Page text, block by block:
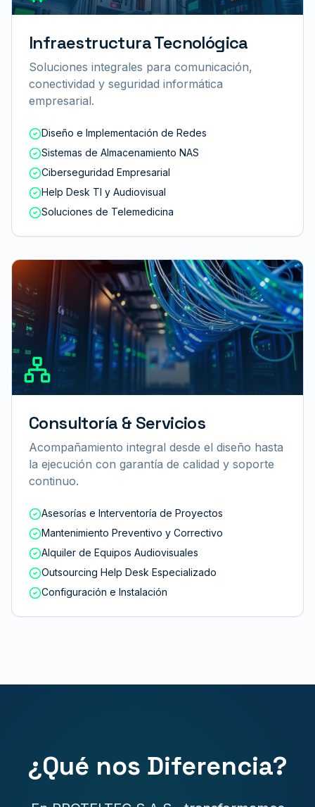
Infraestructura Tecnológica
Soluciones integrales para comunicación,
conectividad y seguridad informática
empresarial.
Diseño e Implementación de Redes
Sistemas de Almacenamiento NAS
Ciberseguridad Empresarial
Help Desk TI y Audiovisual
Soluciones de Telemedicina
Consultoría & Servicios
Acompañamiento integral desde el diseño hasta
la ejecución con garantía de calidad y soporte
continuo.
Asesorías e Interventoría de Proyectos
Mantenimiento Preventivo y Correctivo
Alquiler de Equipos Audiovisuales
Outsourcing Help Desk Especializado
Configuración e Instalación
¿Qué nos Diferencia?